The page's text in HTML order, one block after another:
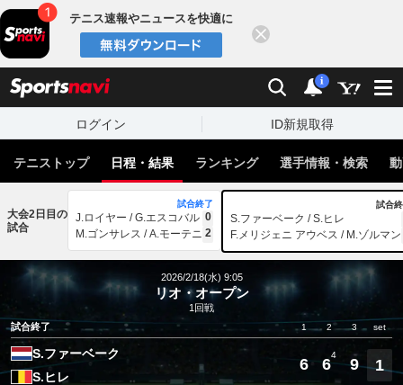
テニス速報やニュースを快適に
検索 通知
i
ログイン ID新規取得
テニストップ 日程・結果 ランキング 選手情報・検索
大会2日目の
試合
試合終了
J.ロイヤー / G.エスコバル 0
M.ゴンサレス / A.モーテニ 2
試合
S.ファーベーク / S.ヒレ
F.メリジェニ アウベス / M.ゾルマン
2026/2/18(水) 9:05
リオ・オープン
1回戦
試合終了
1 2 3 set
S.ファーベーク
S.ヒレ
6 6
4
9 1